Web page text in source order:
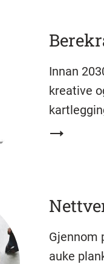
Innan
kreative
Gjennom
auke